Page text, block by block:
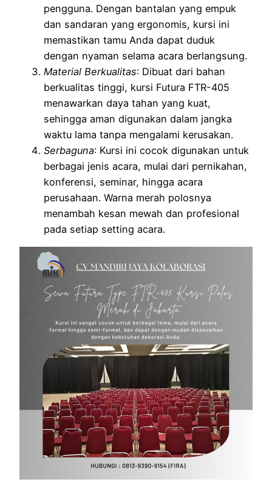
pengguna. Dengan bantalan yang empuk
dan sandaran yang ergonomis, kursi ini
memastikan tamu Anda dapat duduk
dengan nyaman selama acara berlangsung.
Material Berkualitas: Dibuat dari bahan
berkualitas tinggi, kursi Futura FTR-405
menawarkan daya tahan yang kuat,
sehingga aman digunakan dalam jangka
waktu lama tanpa mengalami kerusakan.
Serbaguna: Kursi ini cocok digunakan untuk
berbagai jenis acara, mulai dari pernikahan,
konferensi, seminar, hingga acara
perusahaan. Warna merah polosnya
menambah kesan mewah dan profesional
pada setiap setting acara.